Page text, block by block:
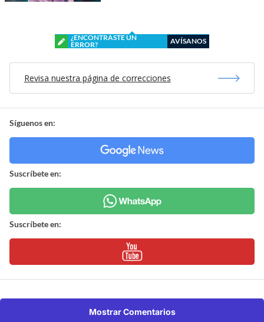
¿ENCONTRASTE UN
ERROR?
AVÍSANOS
Revisa nuestra página de correcciones
Síguenos en:
Suscríbete en:
Suscríbete en:
Mostrar Comentarios